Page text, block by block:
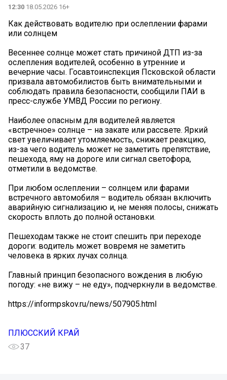
12:30 18.05.2026 16+
Как действовать водителю при ослеплении фарами
или солнцем
Весеннее солнце может стать причиной ДТП из-за
ослепления водителей, особенно в утренние и
вечерние часы. Госавтоинспекция Псковской области
призвала автомобилистов быть внимательными и
соблюдать правила безопасности, сообщили ПАИ в
пресс-службе УМВД России по региону.
Наиболее опасным для водителей является
«встречное» солнце – на закате или рассвете. Яркий
свет увеличивает утомляемость, снижает реакцию,
из-за чего водитель может не заметить препятствие,
пешехода, яму на дороге или сигнал светофора,
отметили в ведомстве.
При любом ослеплении – солнцем или фарами
встречного автомобиля – водитель обязан включить
аварийную сигнализацию и, не меняя полосы, снижать
скорость вплоть до полной остановки.
Пешеходам также не стоит спешить при переходе
дороги: водитель может вовремя не заметить
человека в ярких лучах солнца.
Главный принцип безопасного вождения в любую
погоду: «не вижу – не еду», подчеркнули в ведомстве.
https://informpskov.ru/news/507905.html
ПЛЮССКИЙ КРАЙ
37